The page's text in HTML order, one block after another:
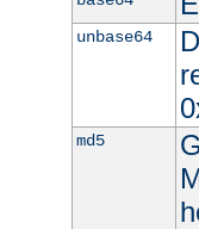
unbase64
md5